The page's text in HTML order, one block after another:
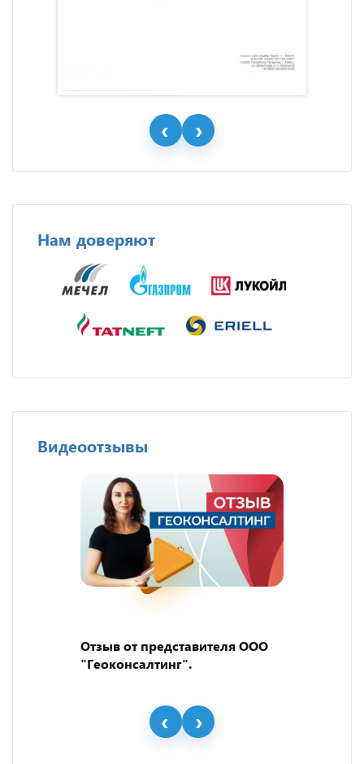
Нам доверяют
Видеоотзывы
Отзыв от представителя ООО
"Геоконсалтинг".